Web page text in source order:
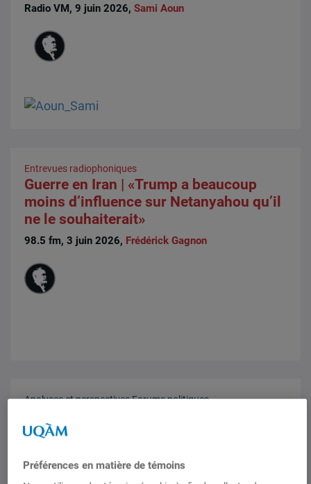
Radio VM, 9 juin 2026,Sami Aoun
Entrevues radiophoniques
Guerre en Iran | «Trump a beaucoup
moins d’influence sur Netanyahou qu’il
ne le souhaiterait»
98.5 fm, 3 juin 2026, Frédérick Gagnon
Analyses et perspectivesForums politiques
être la réaction du Canada ?
Préférences en matière de témoins